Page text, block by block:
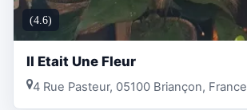
(4.6)
Il Etait Une Fleur
4 Rue Pasteur, 05100 Briançon, France